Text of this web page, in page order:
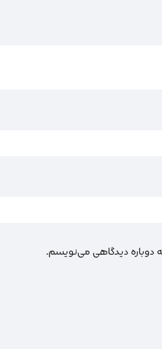
دوباره دیدگاهی می‌نویسم.